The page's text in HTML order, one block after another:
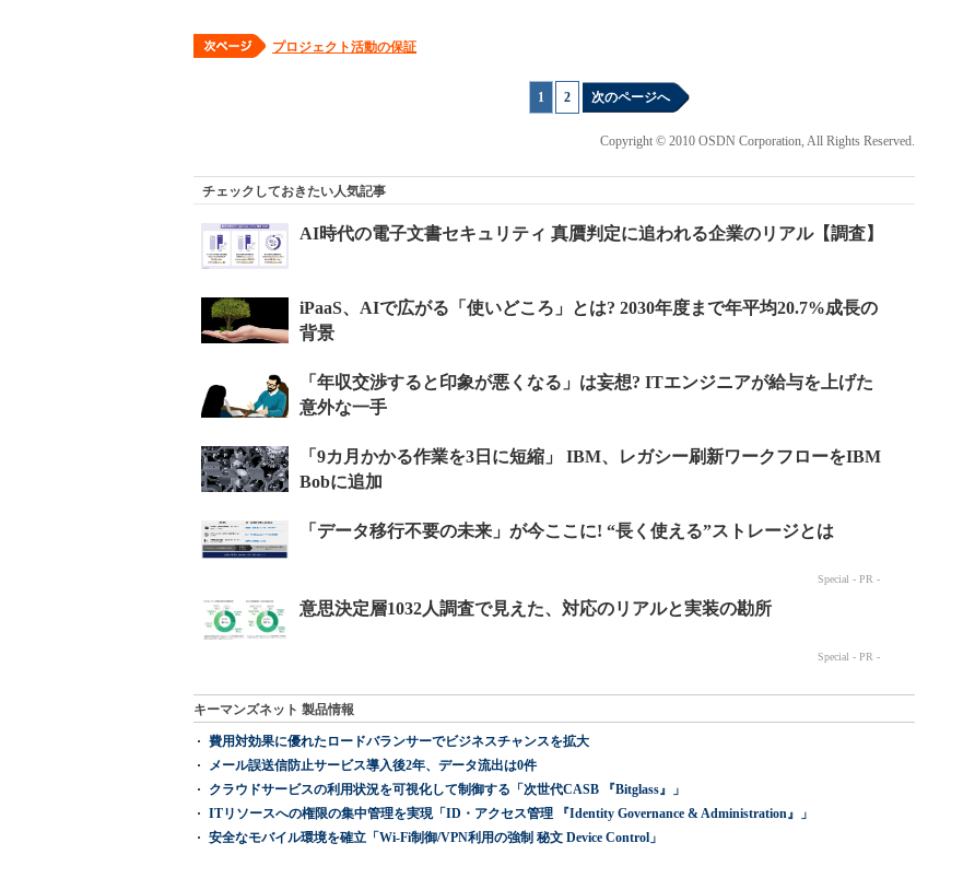
プロジェクト活動の保証
1 2 次のページへ
Copyright © 2010 OSDN Corporation, All Rights Reserved.
チェックしておきたい人気記事
キーマンズネット 製品情報
費用対効果に優れたロードバランサーでビジネスチャンスを拡大
メール誤送信防止サービス導入後2年、データ流出は0件
クラウドサービスの利用状況を可視化して制御する「次世代CASB 『Bitglass』」
ITリソースへの権限の集中管理を実現「ID・アクセス管理 『Identity Governance & Administration』」
安全なモバイル環境を確立「Wi-Fi制御/VPN利用の強制 秘文 Device Control」